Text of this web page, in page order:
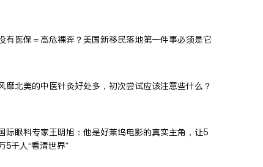
有医保＝高危裸奔？美国新移民落地第一件事必须是它
靡北美的中医针灸好处多，初次尝试应该注意些什么？
际眼科专家王明旭：他是好莱坞电影的真实主角，让5
5千人“看清世界”